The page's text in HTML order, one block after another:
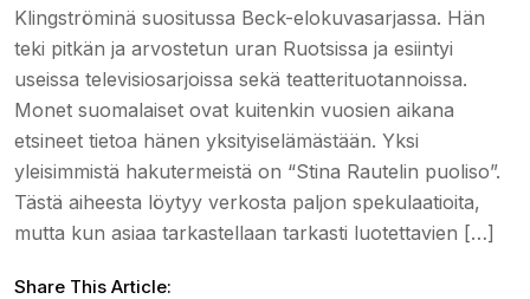
Klingströminä suositussa Beck-elokuvasarjassa. Hän
teki pitkän ja arvostetun uran Ruotsissa ja esiintyi
useissa televisiosarjoissa sekä teatterituotannoissa.
Monet suomalaiset ovat kuitenkin vuosien aikana
etsineet tietoa hänen yksityiselämästään. Yksi
yleisimmistä hakutermeistä on “Stina Rautelin puoliso”.
Tästä aiheesta löytyy verkosta paljon spekulaatioita,
mutta kun asiaa tarkastellaan tarkasti luotettavien […]
Share This Article: